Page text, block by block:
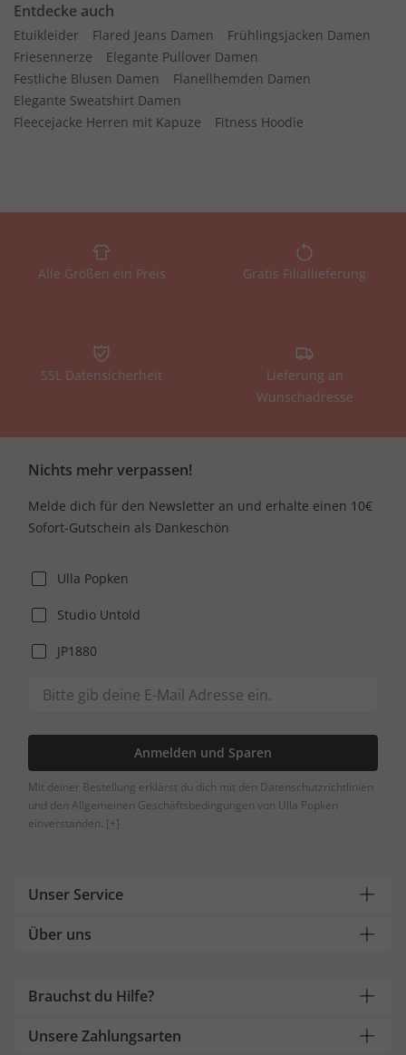
Entdecke auch
Etuikleider Flared Jeans Damen
Frühlingsjacken Damen
Friesennerze
Elegante Pullover Damen
Festliche Blusen Damen
Flanellhemden Damen
Elegante Sweatshirt Damen
Fleecejacke Herren mit Kapuze
Fitness Hoodie
Alle Größen ein Preis Gratis Filiallieferung
SSL Datensicherheit
Lieferung an
Wunschadresse
Nichts mehr verpassen!
Melde dich für den Newsletter an und erhalte einen 10€
Sofort-Gutschein als Dankeschön
Ulla Popken
Studio Untold
JP1880
Anmelden und Sparen
Mit deiner Bestellung erklärst du dich mit den Datenschutzrichtlinien
und den Allgemeinen Geschäftsbedingungen von Ulla Popken
einverstanden. [+]
Unser Service
Über uns
Brauchst du Hilfe?
Unsere Zahlungsarten